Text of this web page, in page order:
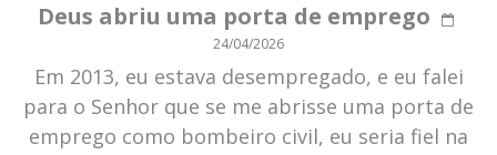
Deus abriu uma porta de emprego
24/04/2026
Em 2013, eu estava desempregado, e eu falei
para o Senhor que se me abrisse uma porta de
emprego como bombeiro civil, eu seria fiel na